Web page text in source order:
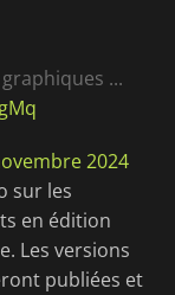
...
2024
sur les
en édition
Les versions
publiées et